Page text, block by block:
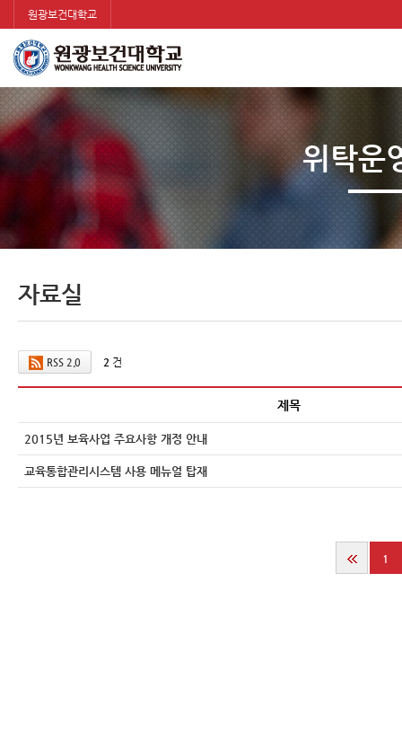
원광보건대학교
위탁운
자료실
RSS 2.0 2 건
제목
2015년 보육사업 주요사항 개정 안내
교육통합관리시스템 사용 메뉴얼 탑재
1